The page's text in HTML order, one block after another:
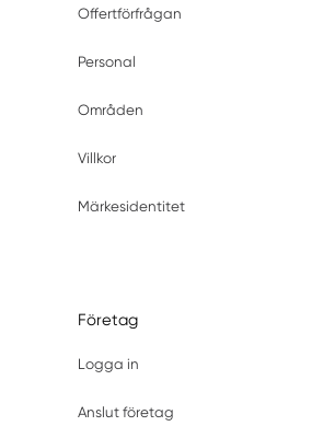
Offertförfrågan
Personal
Områden
Villkor
Märkesidentitet
Företag
Logga in
Anslut företag